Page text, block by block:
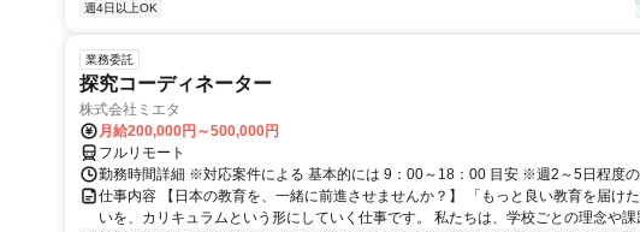
週4日以上OK
業務委託
探究コーディネーター
株式会社ミエタ
月給200,000円～500,000円
フルリモート
勤務時間詳細 ※対応案件による 基本的には 9：00～18：00 目安 ※週2～5日程度
仕事内容 【日本の教育を、一緒に前進させませんか？】 「もっと良い教育を届け
いを、カリキュラムという形にしていく仕事です。 私たちは、学校ごとの理念や